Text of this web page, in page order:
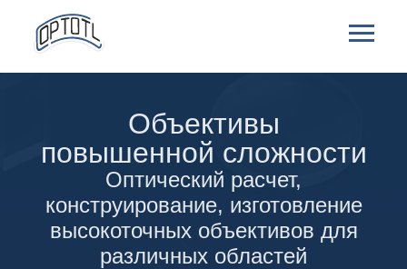
Объективы
повышенной сложности
Оптический расчет,
конструирование, изготовление
высокоточных объективов для
различных областей